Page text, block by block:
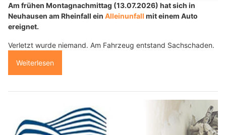
Am frühen Montagnachmittag (13.07.2026) hat sich in
Neuhausen am Rheinfall ein Alleinunfall mit einem Auto
ereignet.
Verletzt wurde niemand. Am Fahrzeug entstand Sachschaden.
Weiterlesen